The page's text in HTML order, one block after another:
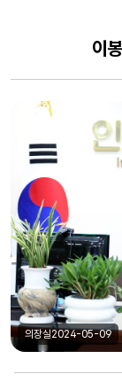
이
의장실2024-05-09